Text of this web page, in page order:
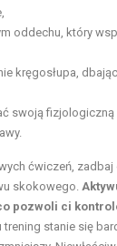
oddechu, który
kręgosłupa,
swoją
ćwiczeń,
skokowego.
pozwoli ci
trening stanie się